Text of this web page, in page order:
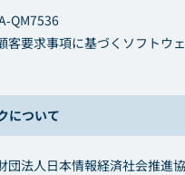
QM7536
客要求事項に基づくソフトウ
について
団法人日本情報経済社会推進